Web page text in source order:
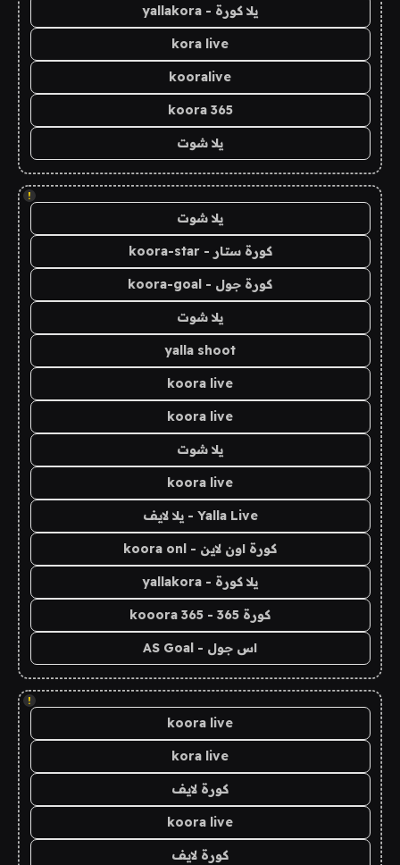
يلا كورة - yallakora
kora live
kooralive
koora 365
يلا شوت
!
يلا شوت
كورة ستار - koora-star
كورة جول - koora-goal
يلا شوت
yalla shoot
koora live
koora live
يلا شوت
koora live
Yalla Live - يلا لايف
كورة اون لاين - koora onl
يلا كورة - yallakora
كورة 365 - kooora 365
اس جول - AS Goal
!
koora live
kora live
كورة لايف
koora live
كورة لايف